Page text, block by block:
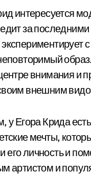
интересуется
за последними
внимания и
внешним
у Егора Крида
мечты,
личность и
артистом и